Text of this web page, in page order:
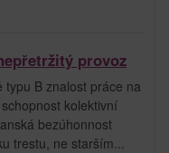
provoz
B znalost práce na
kolektivní
bezúhonnost
trestu, ne starším...